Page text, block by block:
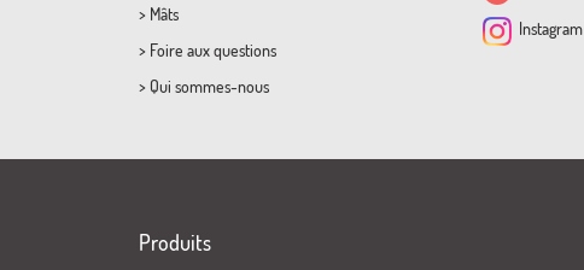
> Mâts
> Foire aux questions
> Qui sommes-nous
Instagram
Produits